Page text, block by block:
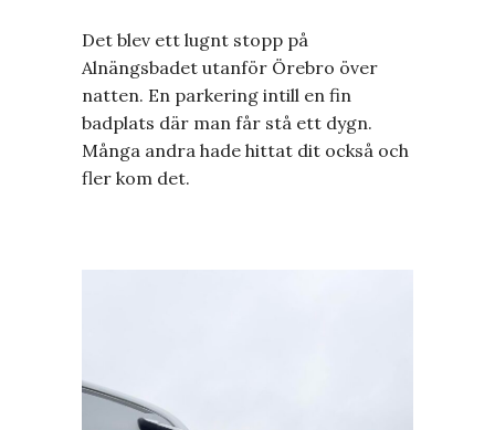
Det blev ett lugnt stopp på
Alnängsbadet utanför Örebro över
natten. En parkering intill en fin
badplats där man får stå ett dygn.
Många andra hade hittat dit också och
fler kom det.